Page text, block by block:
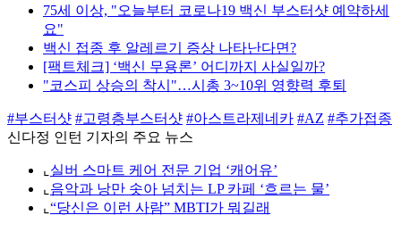
75세 이상, "오늘부터 코로나19 백신 부스터샷 예약하세
요"
백신 접종 후 알레르기 증상 나타난다면?
[팩트체크] ‘백신 무용론’ 어디까지 사실일까?
"코스피 상승의 착시"…시총 3~10위 영향력 후퇴
#부스터샷 #고령층부스터샷 #아스트라제네카 #AZ #추가접종
신다정 인턴 기자의 주요 뉴스
⌞ 실버 스마트 케어 전문 기업 ‘캐어유’
⌞ 음악과 낭만 솟아 넘치는 LP 카페 ‘흐르는 물’
⌞ “당신은 이런 사람” MBTI가 뭐길래